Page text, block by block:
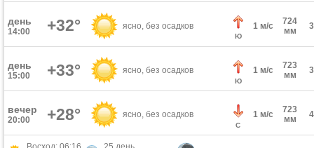
день
14:00 +32° ясно, без осадков
Ю
1 м/с
724
мм
день
15:00 +33° ясно, без осадков
Ю
1 м/с
723
мм
вечер
20:00 +28° ясно, без осадков
С
1 м/с
723
мм